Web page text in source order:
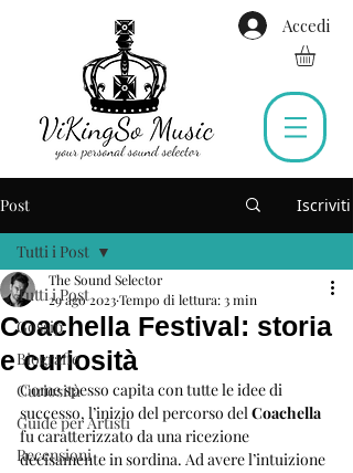
Accedi
Post Iscriviti
Tutti i Post
Gossip
Biografie
Curiosità
Guide per Artisti
Recensioni
Tutti i Post
Coachella Festival: storia
e curiosità
The Sound Selector
29 ago 2023Tempo di lettura: 3 min
Come spesso capita con tutte le idee di
successo, l’inizio del percorso del Coachella
fu caratterizzato da una ricezione
decisamente in sordina. Ad avere l’intuizione